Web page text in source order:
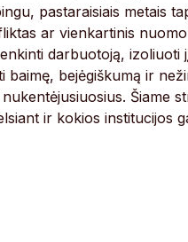
pastaraisiais metais
ar vienkartinis
darbuotoją,
baimę, bejėgiškumą ir
Šiame
ir kokios institucijos